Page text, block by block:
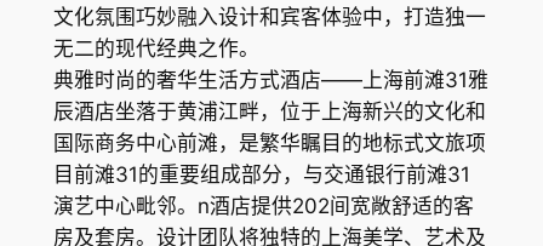
文化氛围巧妙融入设计和宾客体验中，打造独一
无二的现代经典之作。
典雅时尚的奢华生活方式酒店——上海前滩31雅
辰酒店坐落于黄浦江畔，位于上海新兴的文化和
国际商务中心前滩，是繁华瞩目的地标式文旅项
目前滩31的重要组成部分，与交通银行前滩31
演艺中心毗邻。n酒店提供202间宽敞舒适的客
房及套房。设计团队将独特的上海美学、艺术及